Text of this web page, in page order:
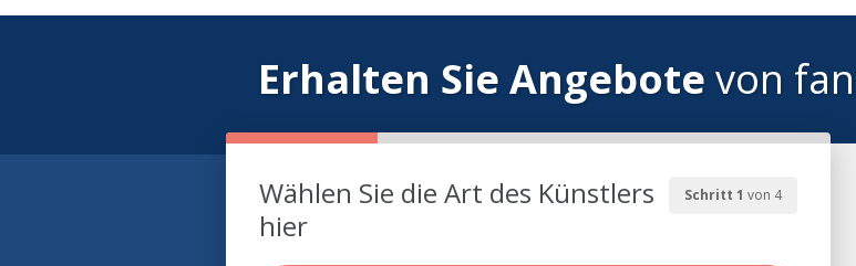
Erhalten Sie Angebote von
Schritt 1 von 4
Wählen Sie die Art des Künstlers
hier